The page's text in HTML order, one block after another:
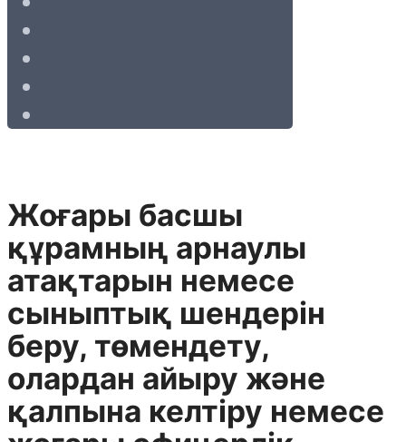
Жоғары басшы
құрамның арнаулы
атақтарын немесе
сыныптық шендерін
беру, төмендету,
олардан айыру және
қалпына келтіру немесе